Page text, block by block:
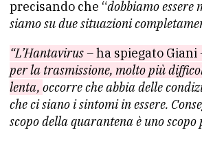
precisando che “dobbiamo essere
siamo su due situazioni
“L’Hantavirus –ha spiegato Giani
per la trasmissione, molto più
lenta, occorre che abbia delle
che ci siano i sintomi in essere.
scopo della quarantena è uno scopo